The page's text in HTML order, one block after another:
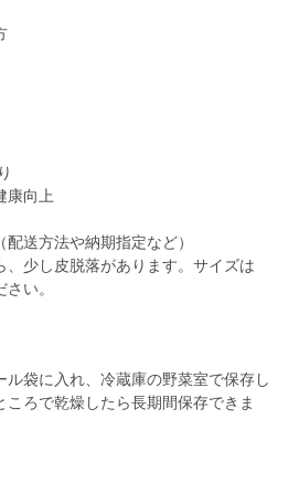
康向上
送方法や納期指定など）
、少し皮脱落があります。サイズは
ル袋に入れ、冷蔵庫の野菜室で保存し
ろで乾燥したら長期間保存できま